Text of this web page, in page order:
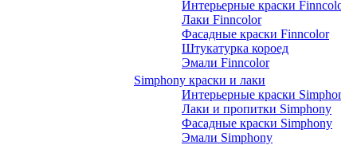
Интерьерные краски Finncolor
Лаки Finncolor
Фасадные краски Finncolor
Штукатурка короед
Эмали Finncolor
Simphony краски и лаки
Интерьерные краски Simphony
Лаки и пропитки Simphony
Фасадные краски Simphony
Эмали Simphony